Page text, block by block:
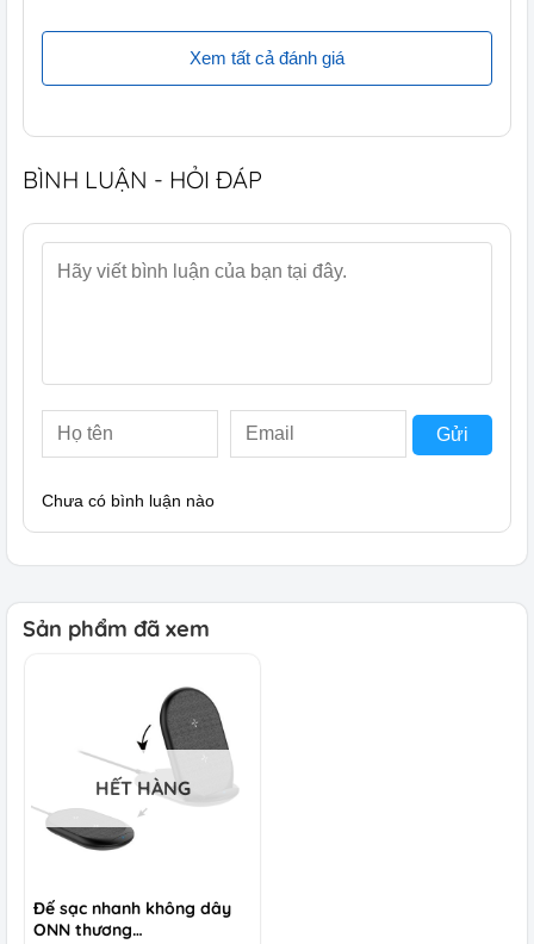
Xem tất cả đánh giá
BÌNH LUẬN - HỎI ĐÁP
Gửi
Chưa có bình luận nào
Sản phẩm đã xem
HẾT HÀNG
Đế sạc nhanh không dây
ONN thương…